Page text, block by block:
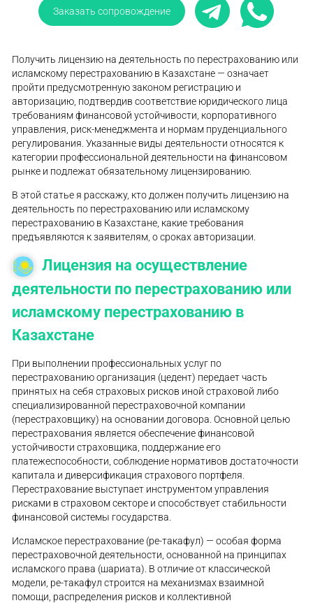
Заказать сопровождение
Получить лицензию на деятельность по перестрахованию или
исламскому перестрахованию в Казахстане — означает
пройти предусмотренную законом регистрацию и
авторизацию, подтвердив соответствие юридического лица
требованиям финансовой устойчивости, корпоративного
управления, риск-менеджмента и нормам пруденциального
регулирования. Указанные виды деятельности относятся к
категории профессиональной деятельности на финансовом
рынке и подлежат обязательному лицензированию.
В этой статье я расскажу, кто должен получить лицензию на
деятельность по перестрахованию или исламскому
перестрахованию в Казахстане, какие требования
предъявляются к заявителям, о сроках авторизации.
Лицензия на осуществление
деятельности по перестрахованию или
исламскому перестрахованию в
Казахстане
При выполнении профессиональных услуг по
перестрахованию организация (цедент) передает часть
принятых на себя страховых рисков иной страховой либо
специализированной перестраховочной компании
(перестраховщику) на основании договора. Основной целью
перестрахования является обеспечение финансовой
устойчивости страховщика, поддержание его
платежеспособности, соблюдение нормативов достаточности
капитала и диверсификация страхового портфеля.
Перестрахование выступает инструментом управления
рисками в страховом секторе и способствует стабильности
финансовой системы государства.
Исламское перестрахование (ре-такафул) — особая форма
перестраховочной деятельности, основанной на принципах
исламского права (шариата). В отличие от классической
модели, ре-такафул строится на механизмах взаимной
помощи, распределения рисков и коллективной